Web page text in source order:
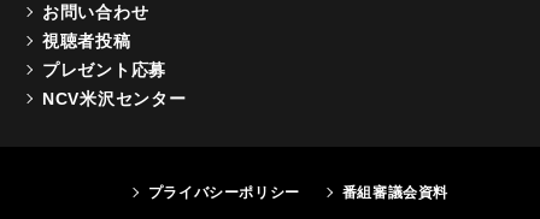
お問い合わせ
視聴者投稿
プレゼント応募
NCV米沢センター
プライバシーポリシー 番組審議会資料